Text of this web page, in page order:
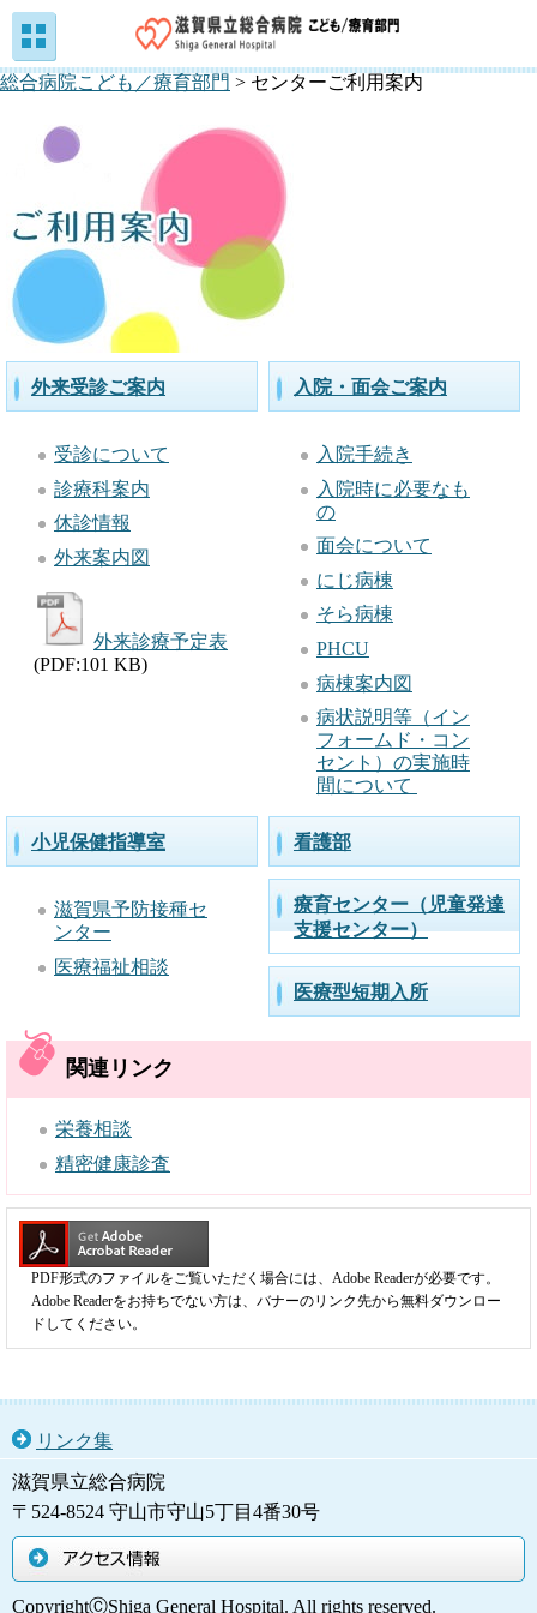
総合病院こども／療育部門 > センターご利用案内
セ
ン
外来受診ご案内
受診について
診療科案内
休診情報
外来案内図
外来診療予定表
(PDF:101 KB)
入院・面会ご案内
入院手続き
入院時に必要なも
の
面会について
にじ病棟
そら病棟
PHCU
病棟案内図
病状説明等（イン
フォームド・コン
セント）の実施時
間について
小児保健指導室
滋賀県予防接種セ
ンター
医療福祉相談
看護部
療育センター（児童発達
支援センター）
医療型短期入所
関連リンク
栄養相談
精密健康診査
PDF形式のファイルをご覧いただく場合には、Adobe Readerが必要です。
Adobe Readerをお持ちでない方は、バナーのリンク先から無料ダウンロー
ドしてください。
リンク集
滋賀県立総合病院
〒524-8524 守山市守山5丁目4番30号
アクセス情報
CopyrightⒸShiga General Hospital. All rights reserved.